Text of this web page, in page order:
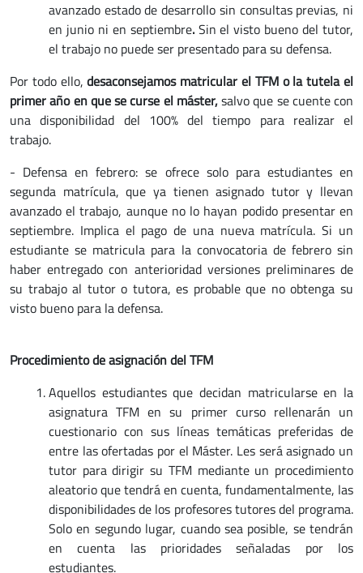
avanzado estado de desarrollo sin consultas previas, ni
en junio ni en septiembre. Sin el visto bueno del tutor,
el trabajo no puede ser presentado para su defensa.
Por todo ello,desaconsejamos matricular el TFM o la tutela el
primer año en que se curse el máster,salvo que se cuente con
una disponibilidad del 100% del tiempo para realizar el
trabajo.
- Defensa en febrero: se ofrece solo para estudiantes en
segunda matrícula, que ya tienen asignado tutor y llevan
avanzado el trabajo, aunque no lo hayan podido presentar en
septiembre. Implica el pago de una nueva matrícula. Si un
estudiante se matricula para la convocatoria de febrero sin
haber entregado con anterioridad versiones preliminares de
su trabajo al tutor o tutora, es probable que no obtenga su
visto bueno para la defensa.
Procedimiento de asignación del TFM
Aquellos estudiantes que decidan matricularse en la
asignatura TFM en su primer curso rellenarán un
cuestionario con sus líneas temáticas preferidas de
entre las ofertadas por el Máster. Les será asignado un
tutor para dirigir su TFM mediante un procedimiento
aleatorio que tendrá en cuenta, fundamentalmente, las
disponibilidades de los profesores tutores del programa.
Solo en segundo lugar, cuando sea posible, se tendrán
en cuenta las prioridades señaladas por los
estudiantes.